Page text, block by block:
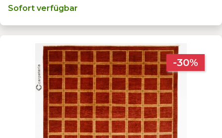
Sofort verfügbar
-30%